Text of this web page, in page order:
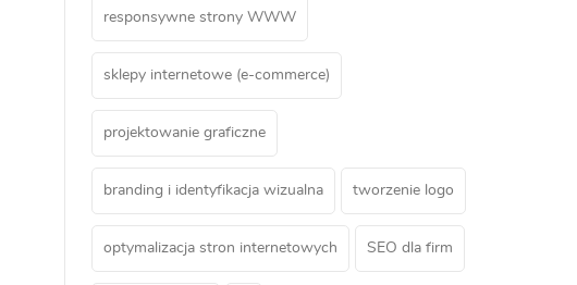
responsywne strony WWW
sklepy internetowe (e-commerce)
projektowanie graficzne
branding i identyfikacja wizualna tworzenie logo
optymalizacja stron internetowych SEO dla firm